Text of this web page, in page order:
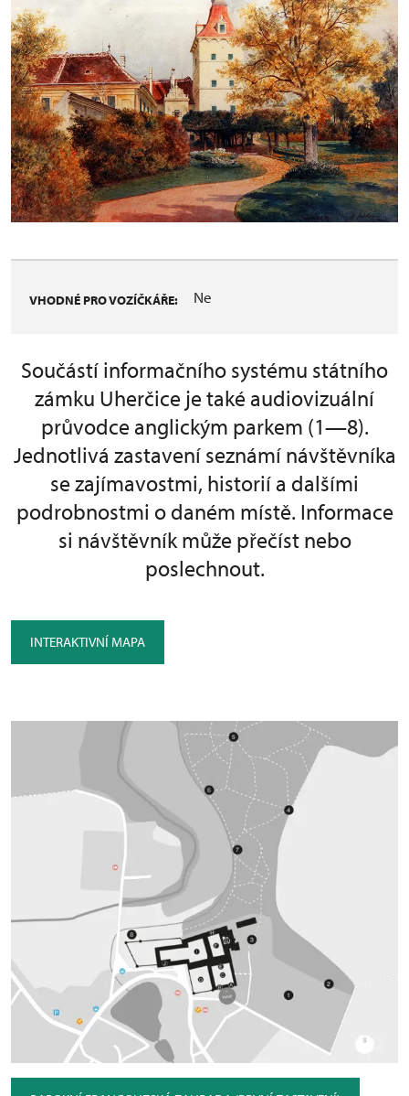
VHODNÉ PRO VOZÍČKÁŘE: Ne
Součástí informačního systému státního
zámku Uherčice je také audiovizuální
průvodce anglickým parkem (1—8).
Jednotlivá zastavení seznámí návštěvníka
se zajímavostmi, historií a dalšími
podrobnostmi o daném místě. Informace
si návštěvník může přečíst nebo
poslechnout.
INTERAKTIVNÍ MAPA